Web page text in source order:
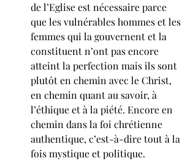
de l’Eglise est nécessaire parce
que les vulnérables hommes et les
femmes qui la gouvernent et la
constituent n’ont pas encore
atteint la perfection mais ils sont
plutôt en chemin avec le Christ,
en chemin quant au savoir, à
l’éthique et à la piété. Encore en
chemin dans la foi chrétienne
authentique, c’est-à-dire tout à la
fois mystique et politique.